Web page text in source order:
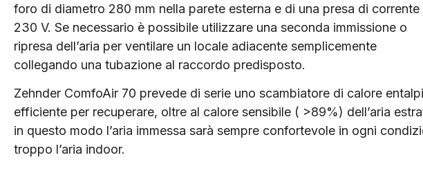
foro di diametro 280 mm nella parete esterna e di una presa di corrente
230 V. Se necessario è possibile utilizzare una seconda immissione o
ripresa dell’aria per ventilare un locale adiacente semplicemente
collegando una tubazione al raccordo predisposto.
Zehnder ComfoAir 70 prevede di serie uno scambiatore di calore
efficiente per recuperare, oltre al calore sensibile ( >89%) dell’aria
in questo modo l’aria immessa sarà sempre confortevole in ogni
troppo l’aria indoor.